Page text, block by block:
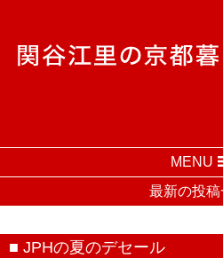
MENU
最新の投稿
■ JPHの夏のデセール